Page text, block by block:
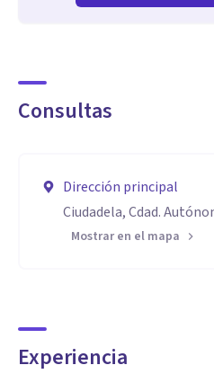
Consultas
Dirección principal
Ciudadela, Cdad.
Mostrar en el mapa
Experiencia